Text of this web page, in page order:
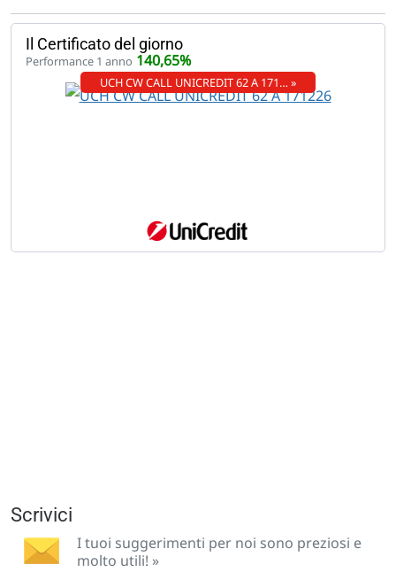
Il Certificato del giorno
Performance 1 anno 140,65%
UCH CW CALL UNICREDIT 62 A 171… »
Scrivici
I tuoi suggerimenti per noi sono preziosi e
molto utili! »